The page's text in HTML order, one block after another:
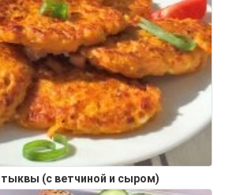
тыквы (с ветчиной и сыром)